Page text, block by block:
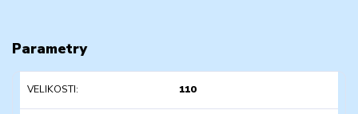
Parametry
VELIKOSTI 110